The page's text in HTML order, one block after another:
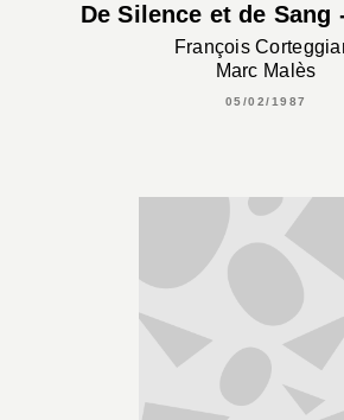
De Silence et de Sang
François
Marc Malès
05/02/1987